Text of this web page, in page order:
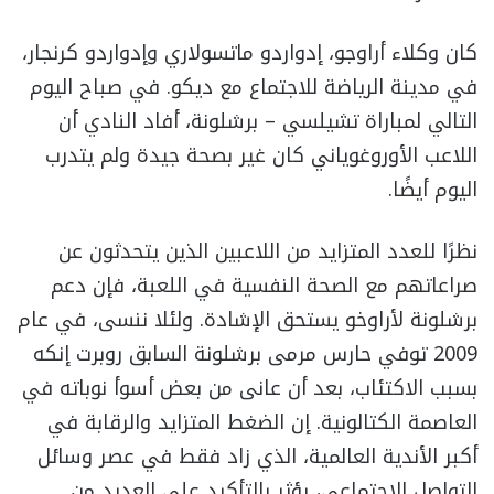
كان وكلاء أراوجو، إدواردو ماتسولاري وإدواردو كرنجار،
في مدينة الرياضة للاجتماع مع ديكو. في صباح اليوم
التالي لمباراة تشيلسي – برشلونة، أفاد النادي أن
اللاعب الأوروغوياني كان غير بصحة جيدة ولم يتدرب
اليوم أيضًا.
نظرًا للعدد المتزايد من اللاعبين الذين يتحدثون عن
صراعاتهم مع الصحة النفسية في اللعبة، فإن دعم
برشلونة لأراوخو يستحق الإشادة. ولئلا ننسى، في عام
2009 توفي حارس مرمى برشلونة السابق روبرت إنكه
بسبب الاكتئاب، بعد أن عانى من بعض أسوأ نوباته في
العاصمة الكتالونية. إن الضغط المتزايد والرقابة في
أكبر الأندية العالمية، الذي زاد فقط في عصر وسائل